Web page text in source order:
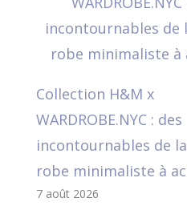
Collection H&M x
WARDROBE.NYC : des
incontournables de
robe minimaliste à
7 août 2026